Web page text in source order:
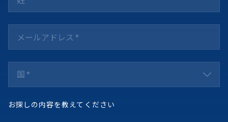
国 *
お探しの内容を教えてください